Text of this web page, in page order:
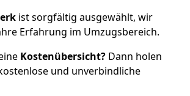
ist sorgfältig ausgewählt, wir
Erfahrung im Umzugsbereich.
Kostenübersicht? Dann holen
und unverbindliche